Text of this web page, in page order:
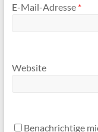
E-Mail-Adresse *
Website
Benachrichtige